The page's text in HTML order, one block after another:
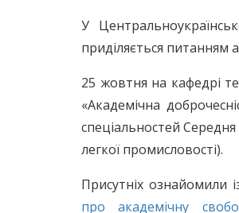
У
приділяється питанням
25 жовтня на кафедрі
«Академічна
спеціальностей Середня
легкої промисловості).
Присутніх ознайомили
про академічну